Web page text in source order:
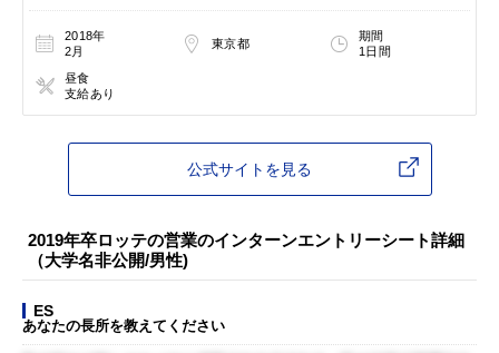
2018年
2月
東京都
期間
1日間
昼食
支給あり
公式サイトを見る
2019年卒ロッテの営業のインターンエントリーシート詳細
（大学名非公開/男性)
ES
あなたの長所を教えてください